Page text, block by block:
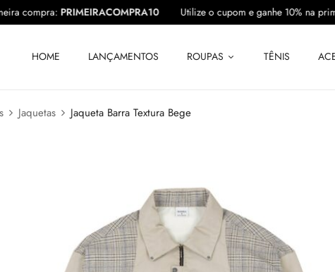
primeira compra:PRIMEIRACOMPRA10 Utilize o cupom e ganhe 10%
HOME LANÇAMENTOS ROUPAS TÊNIS
Jaquetas Jaqueta Barra Textura Bege